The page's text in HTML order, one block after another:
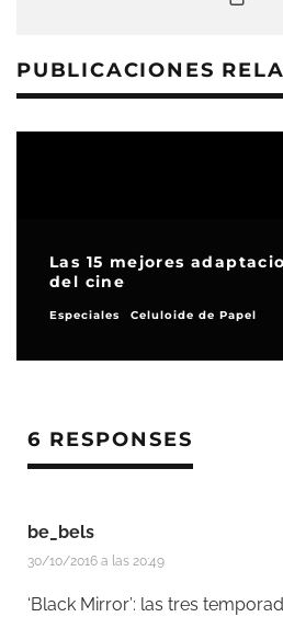
PUBLICACIONES
literarias
6 RESPONSES
be_bels
30/10/2016 a las 20:49
‘Black Mirror’: las tres